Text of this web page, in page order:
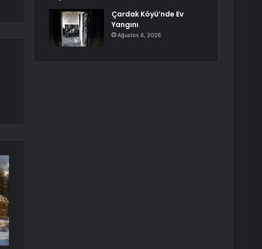
Çardak Köyü’nde Ev
Yangını
Ağustos 6, 2026